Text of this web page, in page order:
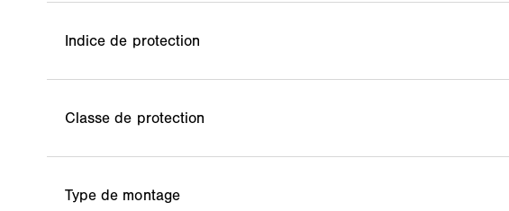
Indice de protection
Classe de protection
Type de montage